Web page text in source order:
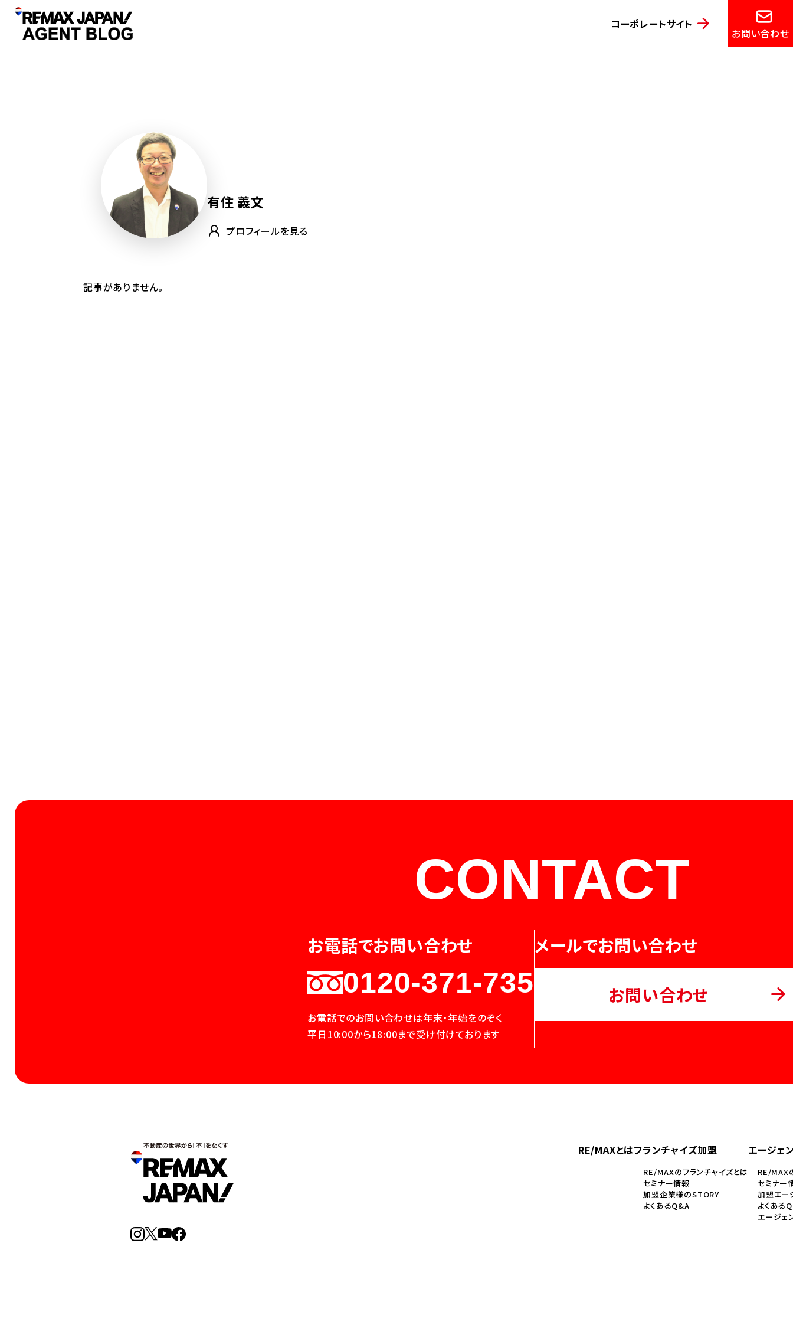
コーポレートサイト
お問い合わせ
有住 義文
プロフィールを見る
記事がありません。
CONTACT
お電話でお問い合わせ
0120-371-735
お電話でのお問い合わせは年末・年始をのぞく
平日10:00から18:00まで受け付けております
メールでお問い合わせ
お問い合わせ
RE/MAXとはフランチャイズ加盟
RE/MAXのフランチャイズとは
セミナー情報
加盟企業様のSTORY
よくあるQ&A
エージェ
RE/MAX
セミナー
加盟エー
よくある
エージェ